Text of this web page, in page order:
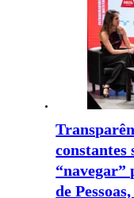
constantes
“navegar”
de